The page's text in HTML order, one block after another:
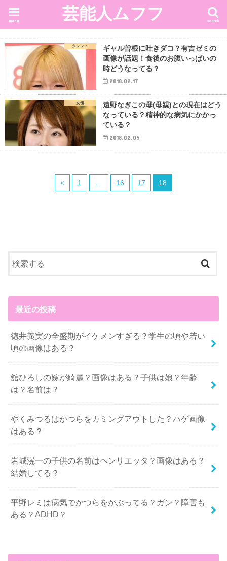
芸能人ムフフ search
menu
タレント
ギャル曽根に吐きダコ？有吉ゼミの
画像が話題！食後のお腹いっぱいの
時どうなってる？
2018.02.17
女優
遠野なぎこの母(母親)との現在はどう
なっている？精神的な病気にかかっ
ている？
2018.02.05
< 1 … 16 17 18
最近の投稿
徳井義実の全盛期がイケメンすぎる？学生の頃や若い
頃の画像はある？
舘ひろしの嫁が綺麗？画像はある？子供は娘？年齢
は？名前は？
やくみつるはかつらをカミングアウトした？ハゲ画像
はある？
岩城滉一の子供の名前はヘンリエッタ？画像はある？
結婚してる？
平野レミは病気でかつらをかぶってる？ガン？障害も
ある？ADHD？